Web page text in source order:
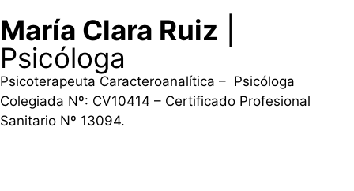
María Clara Ruiz
Psicóloga
Psicoterapeuta Caracteroanalítica – Psicóloga
Colegiada Nº: CV10414 – Certificado Profesional
Sanitario Nº 13094.